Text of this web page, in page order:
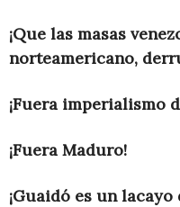
¡Que las masas
norteamericano, d
¡Fuera imperialismo
¡Fuera Maduro!
¡Guaidó es un